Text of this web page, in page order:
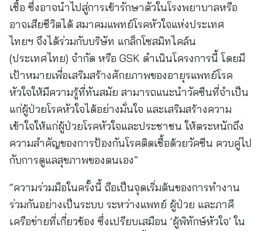
เชื้อ ซึ่งอาจนำไปสู่การเข้ารักษาตัวในโรงพยาบาลหรือ
อาจเสียชีวิตได้ สมาคมแพทย์โรคหัวใจแห่งประเทศ
ไทยฯ จึงได้ร่วมกับบริษัท แกล็กโซสมิทไคล์น
(ประเทศไทย) จำกัด หรือ GSK ดำเนินโครงการนี้ โดยมี
เป้าหมายเพื่อเสริมสร้างศักยภาพของอายุรแพทย์โรค
หัวใจให้มีความรู้ที่ทันสมัย สามารถแนะนำวัคซีนที่จำเป็น
แก่ผู้ป่วยโรคหัวใจได้อย่างมั่นใจ และเสริมสร้างความ
เข้าใจให้แก่ผู้ป่วยโรคหัวใจและประชาชน ให้ตระหนักถึง
ความสำคัญของการป้องกันโรคติดเชื้อด้วยวัคซีน ควบคู่ไป
กับการดูแลสุขภาพของตนเอง”
“ความร่วมมือในครั้งนี้ ถือเป็นจุดเริ่มต้นของการทำงาน
ร่วมกันอย่างเป็นระบบ ระหว่างแพทย์ ผู้ป่วย และภาคี
เครือข่ายที่เกี่ยวข้อง ซึ่งเปรียบเสมือน ‘ผู้พิทักษ์หัวใจ’ ใน